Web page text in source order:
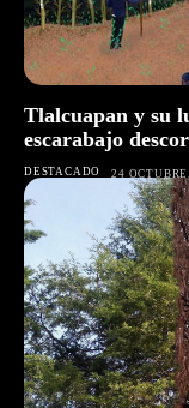
Tlalcuapan y su
escarabajo
DESTACADO 24